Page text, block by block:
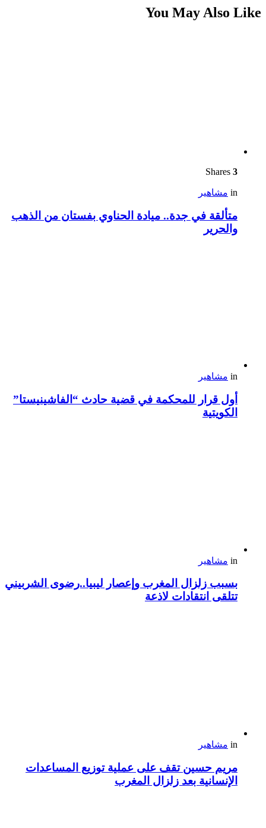
You May Also Like
3
in مشاهير
متألقة في جدة.. ميادة الحناوي بفستان من الذهب
والحرير
in مشاهير
أول قرار للمحكمة في قضية حادث “الفاشينيستا”
الكويتية
in مشاهير
بسبب زلزال المغرب وإعصار ليبيا..رضوى الشربيني
تتلقى انتقادات لاذعة
in مشاهير
مريم حسين تقف على عملية توزيع المساعدات
الإنسانية بعد زلزال المغرب